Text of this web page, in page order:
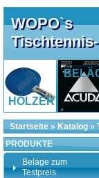
WOPO`s
HÖLZER
Startseite » Katalog »
PRODUKTE
Beläge zum
Testpreis